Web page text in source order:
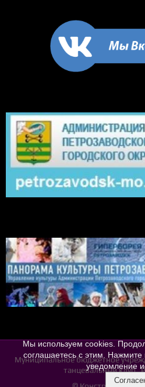
Муниципальное бюджетное
танцевальный клуб
Мы используем cookies.
соглашаетесь с этим. Нажмите
уведомление